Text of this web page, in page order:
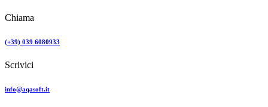
Chiama
(+39) 039 6080933
Scrivici
info@aqasoft.it